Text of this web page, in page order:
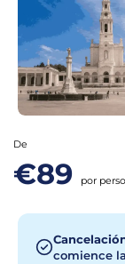
De
€89 por
comience